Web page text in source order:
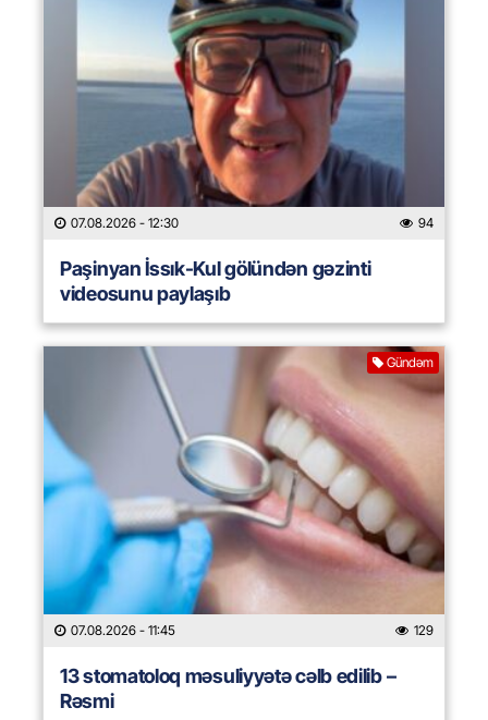
07.08.2026 - 12:30 94
Paşinyan İssık-Kul gölündən gəzinti
videosunu paylaşıb
Gündəm
07.08.2026 - 11:45 129
13 stomatoloq məsuliyyətə cəlb edilib –
Rəsmi